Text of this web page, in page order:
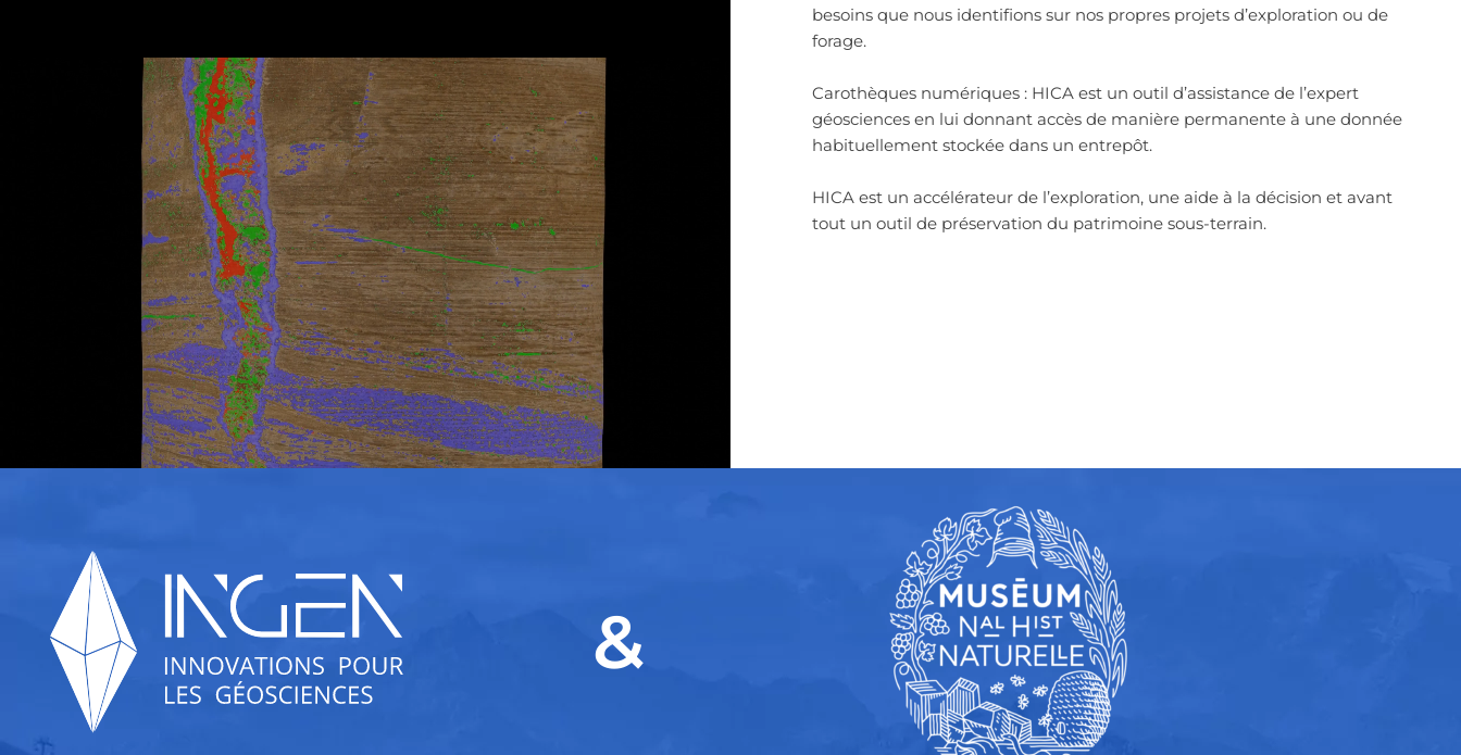
besoins que nous identifions sur nos propres projets d’exploration ou de
forage.
Carothèques numériques : HICA est un outil d’assistance de l’expert
géosciences en lui donnant accès de manière permanente à une donnée
habituellement stockée dans un entrepôt.
HICA est un accélérateur de l’exploration, une aide à la décision et avant
tout un outil de préservation du patrimoine sous-terrain.
&